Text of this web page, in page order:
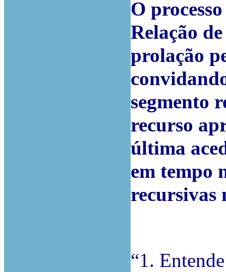
O
Relação
prolação
segmento
recurso
última
em tempo
recursivas
“1.